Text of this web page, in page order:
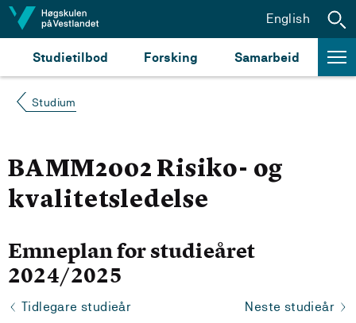
Hopp til innhald
Studietilbod Forsking Samarbeid
English
Studium
BAMM2002 Risiko- og
kvalitetsledelse
Emneplan for studieåret
2024/2025
Tidlegare studieår Neste studieår